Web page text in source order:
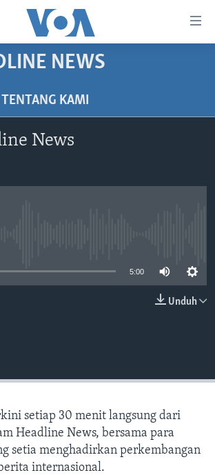
NEWS
TENTANG KAMI
News
5:00
Unduh
setiap 30 menit langsung dari
Headline News, bersama para
setia menghadirkan perkembangan
internasional.